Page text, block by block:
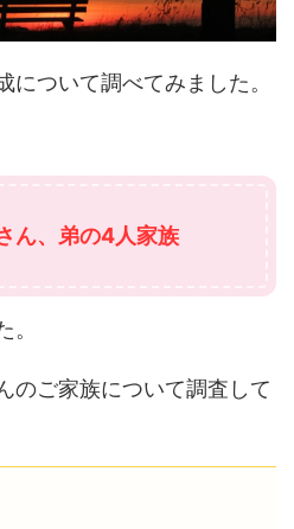
ついて調べてみました。
ん、弟の4人家族
。
のご家族について調査して